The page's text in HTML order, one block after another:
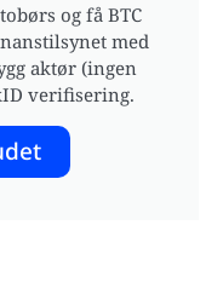
og få BTC
med
aktør (ingen
verifisering.